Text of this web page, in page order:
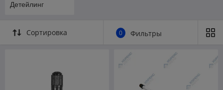
Детейлинг
Сортировка 0 Фильтры